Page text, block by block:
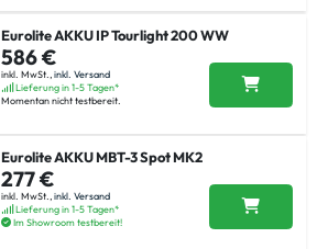
Eurolite AKKU IP Tourlight 200 WW
586 €
inkl. MwSt., inkl. Versand
Lieferung in 1-5 Tagen*
Momentan nicht testbereit.
Eurolite AKKU MBT-3 Spot MK2
277 €
inkl. MwSt., inkl. Versand
Lieferung in 1-5 Tagen*
Im Showroom testbereit!